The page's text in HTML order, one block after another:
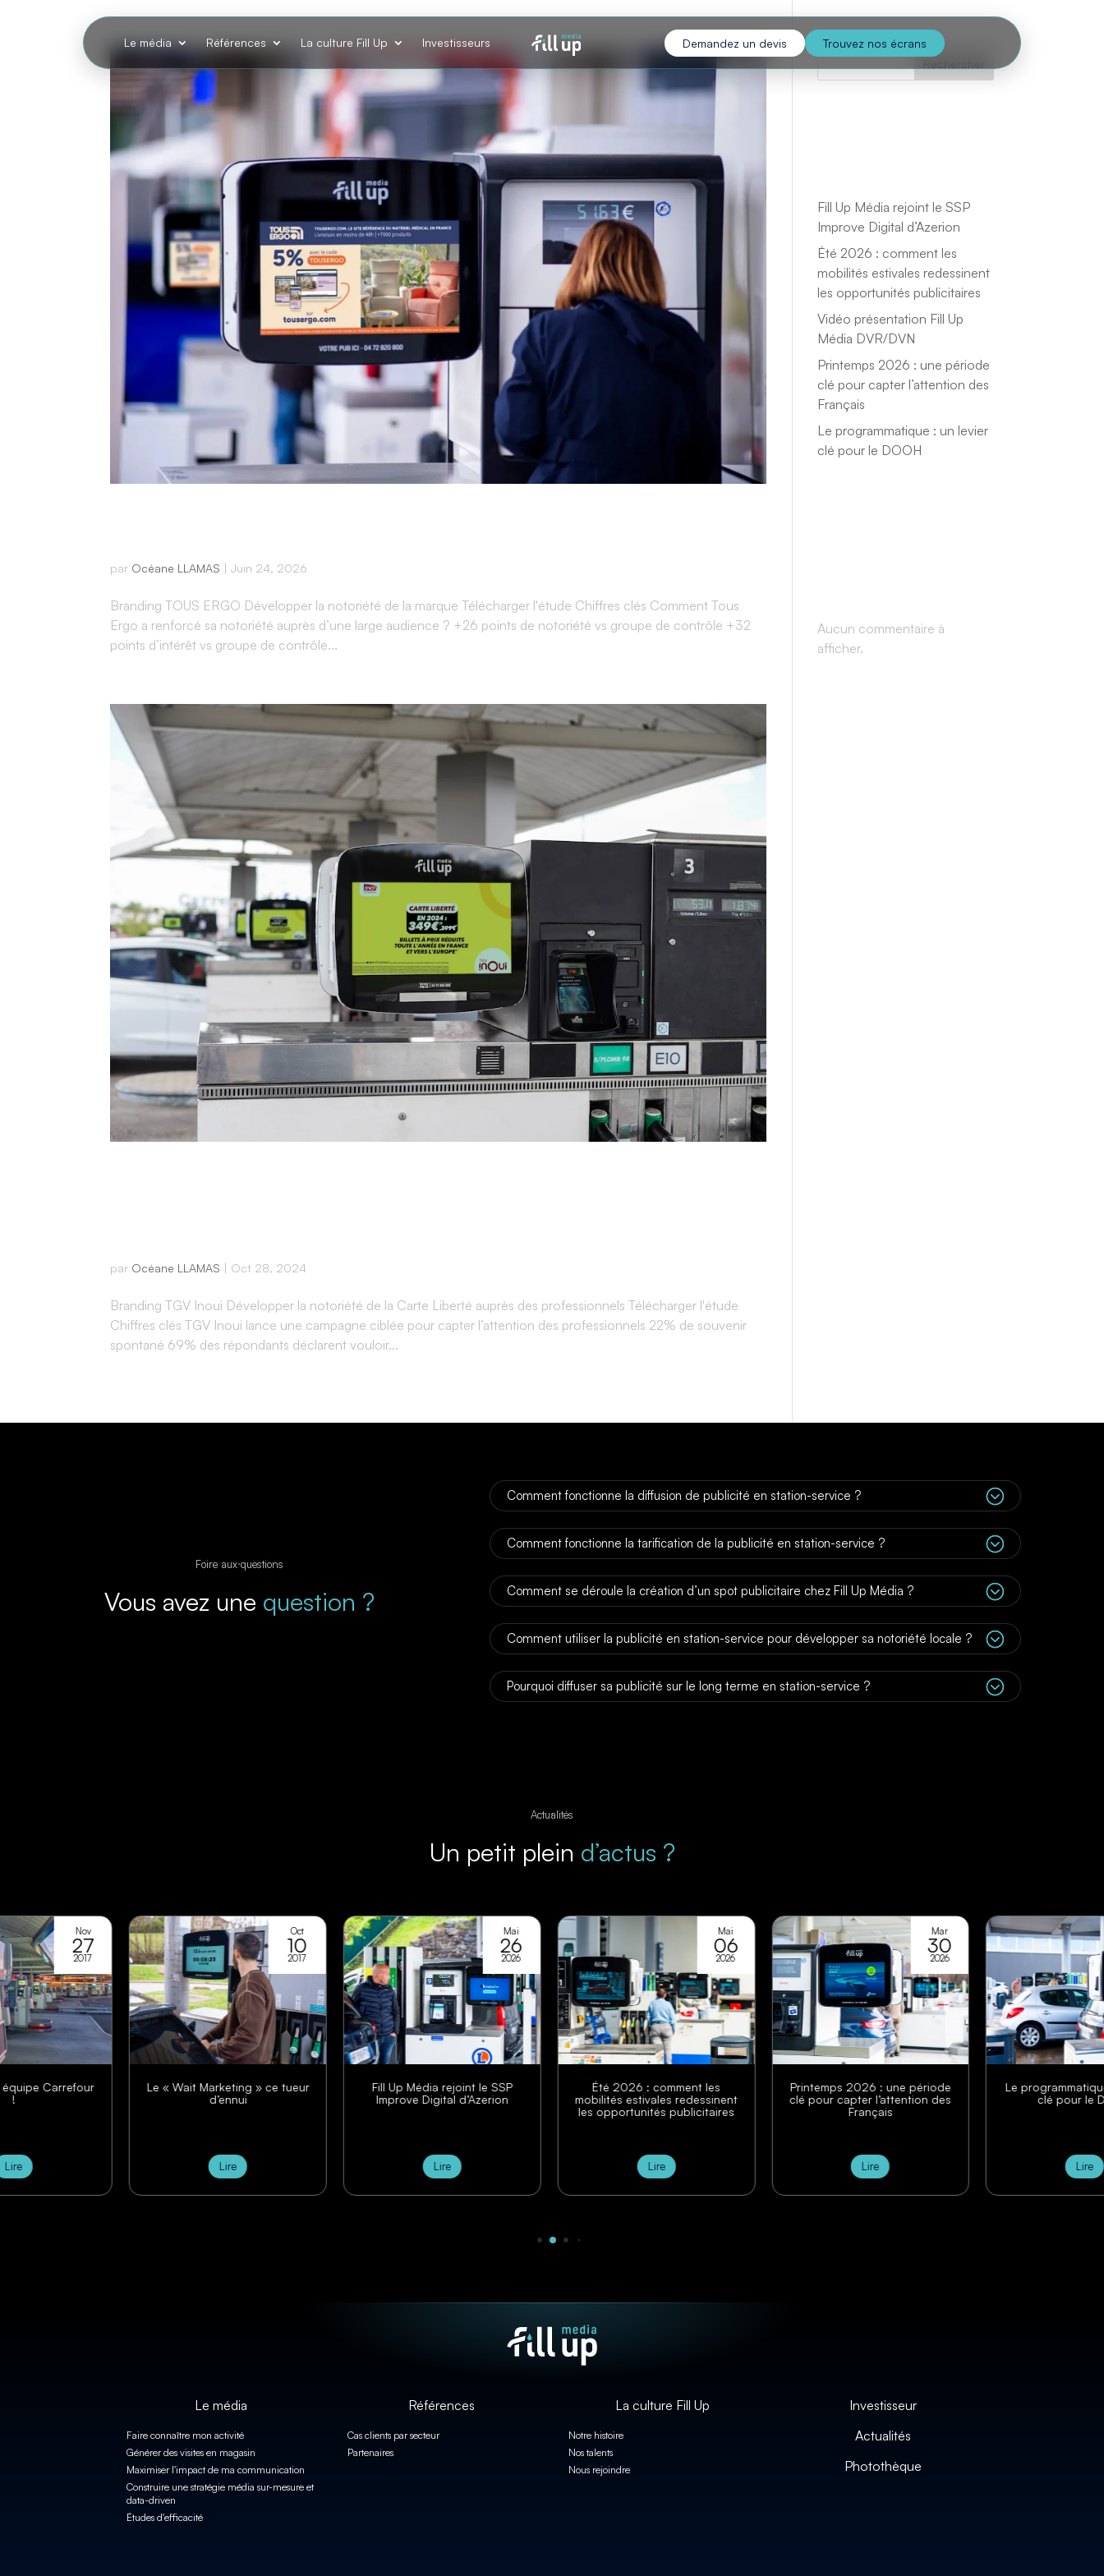
Le média Références La culture Fill Up Investisseurs Demandez un devis Trouvez nos écrans
par Océane LLAMAS |Juin 24, 2026
Branding TOUS ERGO Développer la notoriété de la marque Télécharger l'étude Chiffres clés Comment Tous
Ergo a renforcé sa notoriété auprès d’une large audience ? +26 points de notoriété vs groupe de contrôle +32
points d’intérêt vs groupe de contrôle...
par Océane LLAMAS | Oct 28, 2024
Branding TGV Inoui Développer la notoriété de la Carte Liberté auprès des professionnels Télécharger l'étude
Chiffres clés TGV Inoui lance une campagne ciblée pour capter l’attention des professionnels 22% de souvenir
spontané 69% des répondants déclarent vouloir...
Rechercher
Fill Up Média rejoint le SSP
Improve Digital d’Azerion
Été 2026 : comment les
mobilités estivales redessinent
les opportunités publicitaires
Vidéo présentation Fill Up
Média DVR/DVN
Printemps 2026 : une période
clé pour capter l’attention des
Français
Le programmatique : un levier
clé pour le DOOH
Aucun commentaire à
afficher.
Foire aux questions
Vous avez une question ?
;
Comment fonctionne la diffusion de publicité en station-service ?
;
Comment fonctionne la tarification de la publicité en station-service ?
;
Comment se déroule la création d’un spot publicitaire chez Fill Up Média ?
;
Comment utiliser la publicité en station-service pour développer sa notoriété locale ?
;
Pourquoi diffuser sa publicité sur le long terme en station-service ?
Actualités
Un petit plein d’actus ?
Oct
10
2017
Le « Wait Marketing » ce tueur
Mai
26
2026
Fill Up Média rejoint le SSP
Improve Digital d’Azerion
06
2026
Été 2026 : comment les
mobilités estivales redessinent
les opportunités publicitaires
Mar
30
Printemps 2026 : une période
clé pour capter l’attention des
Fév
05
2026
Le programmatique : un levier
clé pour le DOOH
Le média
Faire connaître mon activité
Générer des visites en magasin
Maximiser l'impact de ma communication
Construire une stratégie média sur-mesure et
data-driven
Études d'efficacité
Références
Cas clients par secteur
Partenaires
La culture Fill Up
Notre histoire
Nos talents
Nous rejoindre
Investisseur
Actualités
Photothèque